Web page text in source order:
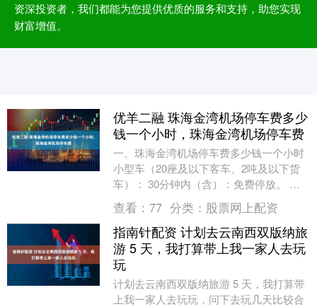
资深投资者，我们都能为您提供优质的服务和支持，助您实现
财富增值。
优羊二融 珠海金湾机场停车费多少
钱一个小时，珠海金湾机场停车费
一、珠海金湾机场停车费多少钱一个小时
小型车（20座及以下客车、2吨及以下货
车）： 30分钟内（含）：免费停放。 超
过30分钟后：每小时收费5元，不足1小时
按1....
查看： 77 分类： 股票网上配资
指南针配资 计划去云南西双版纳旅
游 5 天，我打算带上我一家人去玩
玩
计划去云南西双版纳旅游 5 天，我打算带
上我一家人去玩玩，问下去玩几天比较合